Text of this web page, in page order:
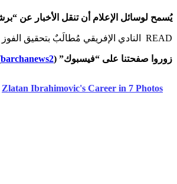
يُسمح لوسائل الإعلام أن تنقل الأخبار عن
READ النادي الإفريقي مُطالَبٌ بتحقيق
زوروا صفحتنا على “فيسبوك” (barchanews2
Zlatan Ibrahimovic's Career in 7 Photos